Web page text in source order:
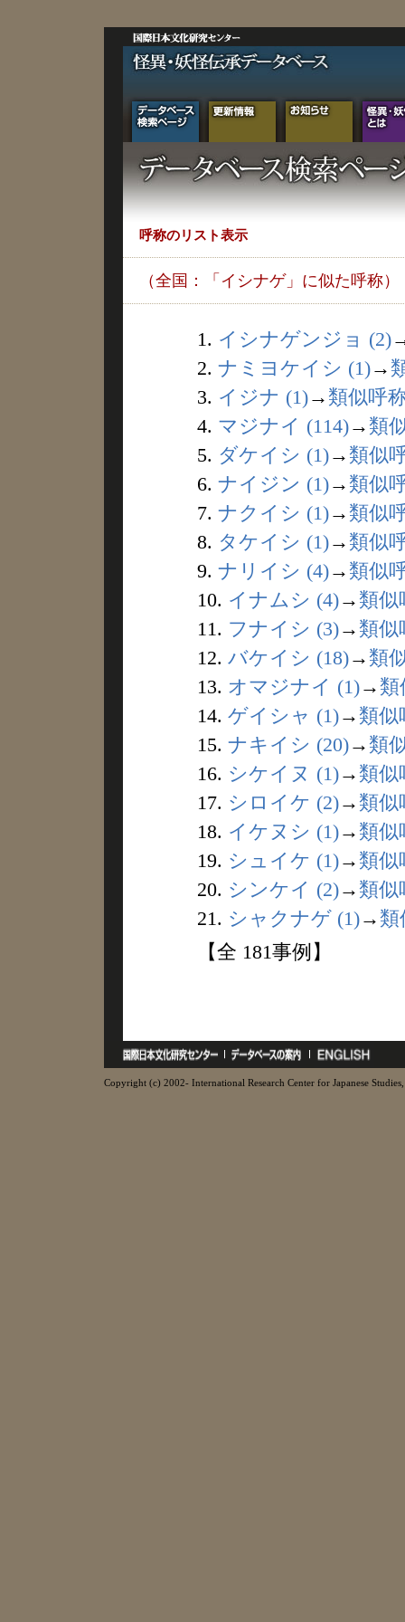
呼称のリスト表示
（全国：「イシナゲ」に似た呼称）
1. イシナゲンジョ (2)
2. ナミヨケイシ (1)→
3. イジナ (1)→ 類似呼
4. マジナイ (114)→ 類
5. ダケイシ (1)→ 類似
6. ナイジン (1)→ 類似
7. ナクイシ (1)→ 類似
8. タケイシ (1)→ 類似
9. ナリイシ (4)→ 類似
10. イナムシ (4)→ 類似
11. フナイシ (3)→ 類似
12. バケイシ (18)→ 類
13. オマジナイ (1)→ 類
14. ゲイシャ (1)→ 類似
15. ナキイシ (20)→ 類
16. シケイヌ (1)→ 類似
17. シロイケ (2)→ 類似
18. イケヌシ (1)→ 類似
19. シュイケ (1)→ 類似
20. シンケイ (2)→ 類似
21. シャクナゲ (1)→ 類
【全 181事例】
Copyright (c) 2002- International Research Center for Japanese